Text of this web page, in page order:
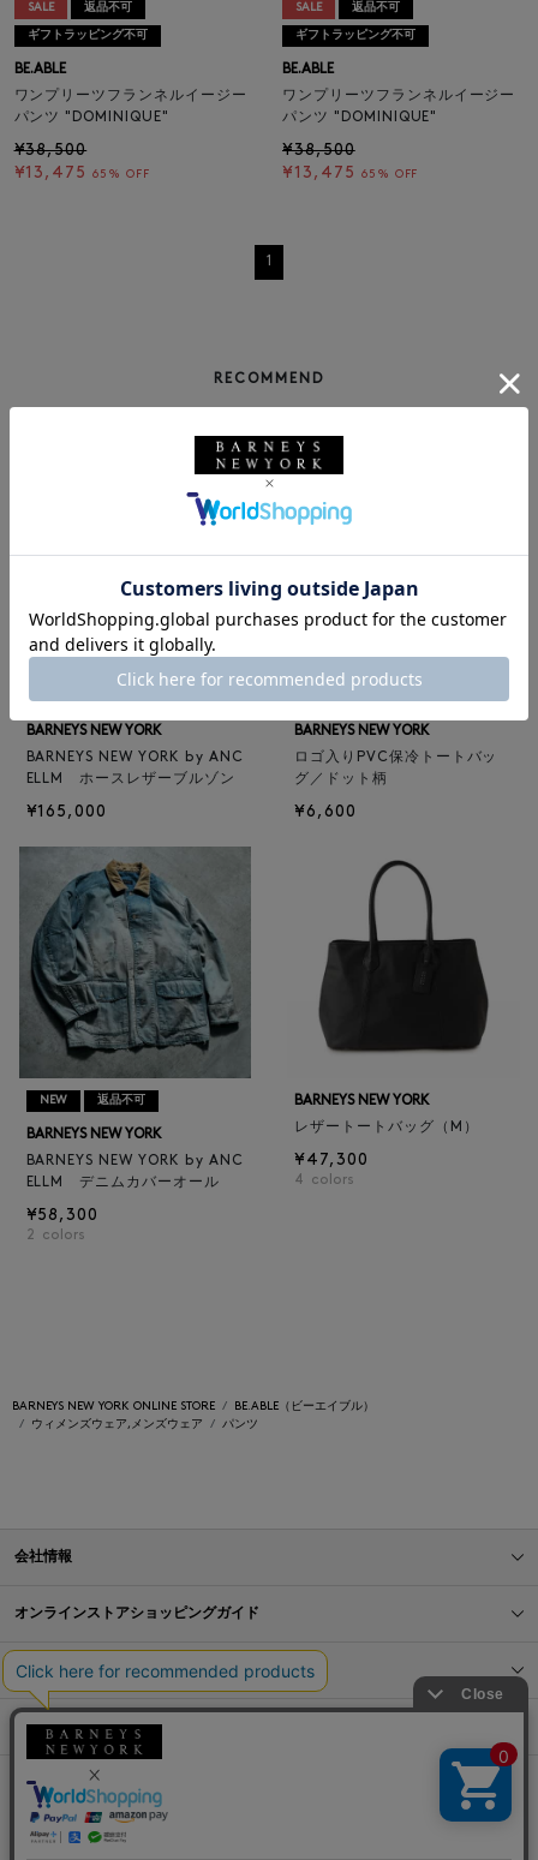
SALE 返品不可
ギフトラッピング不可
BE.ABLE
ワンプリーツフランネルイージー
パンツ "DOMINIQUE"
¥38,500
¥13,475
65% OFF
SALE 返品不可
ギフトラッピング不可
BE.ABLE
ワンプリーツフランネルイージー
パンツ "DOMINIQUE"
¥38,500
¥13,475
65% OFF
1
RECOMMEND
BARNEYS NEW YORK
BARNEYS NEW YORK by ANC
ELLM ホースレザーブルゾン
¥165,000
BARNEYS NEW YORK
ロゴ入りPVC保冷トートバッ
グ／ドット柄
¥6,600
NEW 返品不可
BARNEYS NEW YORK
BARNEYS NEW YORK by ANC
ELLM デニムカバーオール
¥58,300
2 colors
BARNEYS NEW YORK
レザートートバッグ（M）
¥47,300
4 colors
BARNEYS NEW YORK ONLINE STORE
BE.ABLE（ビーエイブル）
ウィメンズウェア,メンズウェア
パンツ
会社情報
オンラインストアショッピングガイド
店舗情報
サービス